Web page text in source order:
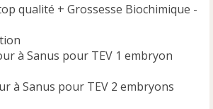
qualité + Grossesse Biochimique -
à Sanus pour TEV 1 embryon
à Sanus pour TEV 2 embryons